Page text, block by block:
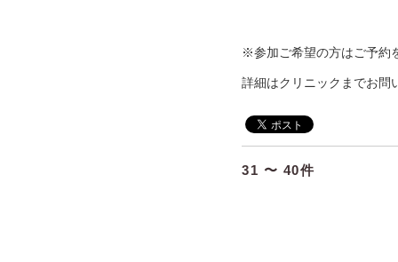
※参加ご希望の方はご予約
詳細はクリニックまでお問
31 〜 40件